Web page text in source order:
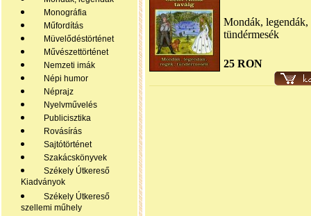
Monográfia
Műfordítás
Müvelődéstörténet
Művészettörténet
Nemzeti imák
Népi humor
Néprajz
Nyelvművelés
Publicisztika
Rovásírás
Sajtótörténet
Szakácskönyvek
Székely Útkereső
Kiadványok
Székely Útkereső
szellemi műhely
Mondák, legendák,
tündérmesék
25 RON